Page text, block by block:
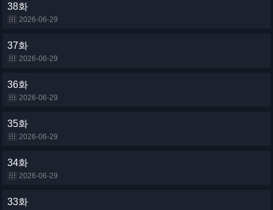
38화
2026-06-29
37화
2026-06-29
36화
2026-06-29
35화
2026-06-29
34화
2026-06-29
33화